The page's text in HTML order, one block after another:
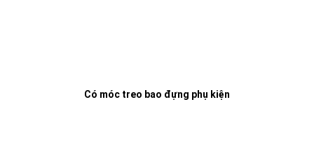
Có móc treo bao đựng phụ kiện